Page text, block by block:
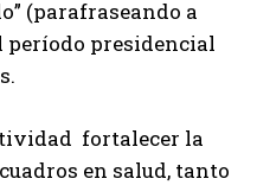
(parafraseando a
período presidencial
fortalecer la
en salud, tanto